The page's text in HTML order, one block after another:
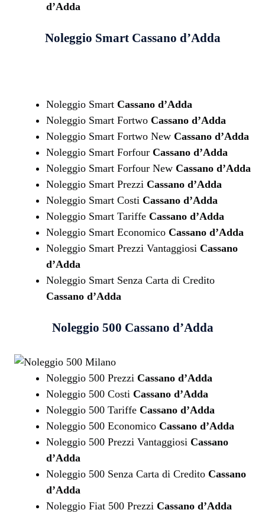
d’Adda
Noleggio SmartCassano d’Adda
Noleggio Smart Cassano d’Adda
Noleggio Smart Fortwo Cassano d’Adda
Noleggio Smart Fortwo New Cassano d’Adda
Noleggio Smart Forfour Cassano d’Adda
Noleggio Smart Forfour New Cassano d’Adda
Noleggio Smart Prezzi Cassano d’Adda
Noleggio Smart Costi Cassano d’Adda
Noleggio Smart Tariffe Cassano d’Adda
Noleggio Smart Economico Cassano d’Adda
Noleggio Smart Prezzi Vantaggiosi Cassano
d’Adda
Noleggio Smart Senza Carta di Credito
Cassano d’Adda
Noleggio 500 Cassano d’Adda
Noleggio 500 Prezzi Cassano d’Adda
Noleggio 500 Costi Cassano d’Adda
Noleggio 500 Tariffe Cassano d’Adda
Noleggio 500 Economico Cassano d’Adda
Noleggio 500 Prezzi Vantaggiosi Cassano
d’Adda
Noleggio 500 Senza Carta di Credito Cassano
d’Adda
Noleggio Fiat 500 Prezzi Cassano d’Adda